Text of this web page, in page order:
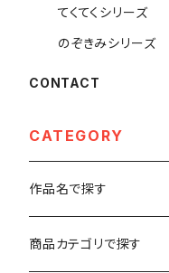
てくてくシリーズ
のぞきみシリーズ
CONTACT
CATEGORY
作品名で探す
カ行
商品カテゴリで探す